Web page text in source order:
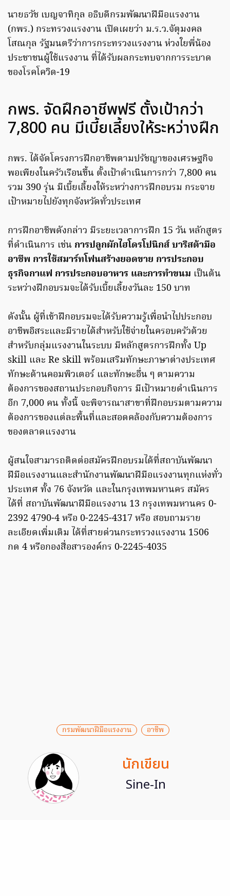
นายธวัช เบญจาทิกุล อธิบดีกรมพัฒนาฝีมือแรงงาน
(กพร.) กระทรวงแรงงาน เปิดเผยว่า ม.ร.ว.จัตุมงคล
โสณกุล รัฐมนตรีว่าการกระทรวงแรงงาน ห่วงใยพี่น้อง
ประชาชนผู้ใช้แรงงาน ที่ได้รับผลกระทบจากการระบาด
ของโรคโควิด-19
กพร. จัดฝึกอาชีพฟรี ตั้งเป้ากว่า
7,800 คน มีเบี้ยเลี้ยงให้ระหว่างฝึก
กพร. ได้จัดโครงการฝึกอาชีพตามปรัชญาของเศรษฐกิจ
พอเพียงในครัวเรือนขึ้น ตั้งเป้าดำเนินการกว่า 7,800 คน
รวม 390 รุ่น มีเบี้ยเลี้ยงให้ระหว่างการฝึกอบรม กระจาย
เป้าหมายไปยังทุกจังหวัดทั่วประเทศ
การฝึกอาชีพดังกล่าว มีระยะเวลาการฝึก 15 วัน หลักสูตร
ที่ดำเนินการ เช่น การปลูกผักไฮโดรโปนิกส์ บาริสต้ามือ
อาชีพ การใช้สมาร์ทโฟนสร้างยอดขาย การประกอบ
ธุรกิจกาแฟ การประกอบอาหาร และการทำขนม เป็นต้น
ระหว่างฝึกอบรมจะได้รับเบี้ยเลี้ยงวันละ 150 บาท
ดังนั้น ผู้ที่เข้าฝึกอบรมจะได้รับความรู้เพื่อนำไปประกอบ
อาชีพอิสระและมีรายได้สำหรับใช้จ่ายในครอบครัวด้วย
สำหรับกลุ่มแรงงานในระบบ มีหลักสูตรการฝึกทั้ง Up
skill และ Re skill พร้อมเสริมทักษะภาษาต่างประเทศ
ทักษะด้านคอมพิวเตอร์ และทักษะอื่น ๆ ตามความ
ต้องการของสถานประกอบกิจการ มีเป้าหมายดำเนินการ
อีก 7,000 คน ทั้งนี้ จะพิจารณาสาขาที่ฝึกอบรมตามความ
ต้องการของแต่ละพื้นที่และสอดคล้องกับความต้องการ
ของตลาดแรงงาน
ผู้สนใจสามารถติดต่อสมัครฝึกอบรมได้ที่สถาบันพัฒนา
ฝีมือแรงงานและสำนักงานพัฒนาฝีมือแรงงานทุกแห่งทั่ว
ประเทศ ทั้ง 76 จังหวัด และในกรุงเทพมหานคร สมัคร
ได้ที่ สถาบันพัฒนาฝีมือแรงงาน 13 กรุงเทพมหานคร 0-
2392 4790-4 หรือ 0-2245-4317 หรือ สอบถามราย
ละเอียดเพิ่มเติม ได้ที่สายด่วนกระทรวงแรงงาน 1506
กด 4 หรือกองสื่อสารองค์กร 0-2245-4035
กรมพัฒนาฝีมือแรงงาน อาชีพ
นักเขียน
Sine-In